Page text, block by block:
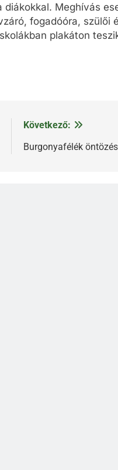
Meghívás
fogadóóra, szülői
plakáton
Következő:
Burgonyafélék